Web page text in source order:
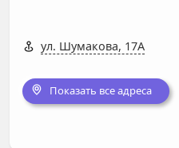
ул. Шумакова, 17А
Показать все адреса